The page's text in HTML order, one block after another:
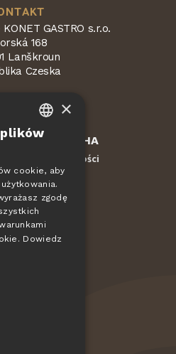
GASTRO s.r.o.
168
Lanškroun
Czeska
reCAPTCHA
Ochrona prywatności
CZECH
DE
SLOVAK
×
cookie, aby
zgodę
Dowiedz